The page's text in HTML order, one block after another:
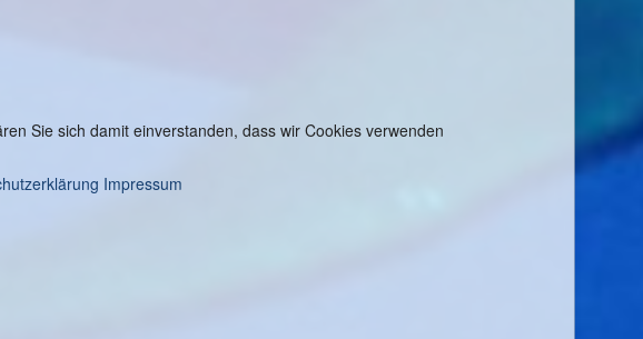
Sie sich damit einverstanden, dass wir Cookies verwenden
Impressum